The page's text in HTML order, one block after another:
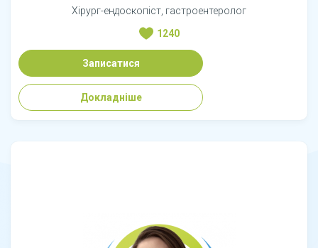
Хірург-ендоскопіст, гастроентеролог
1240
Записатися
Докладніше